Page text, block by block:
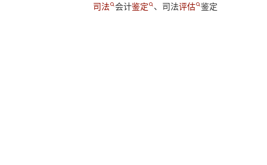
司法 会计鉴定 、司法评估 鉴定